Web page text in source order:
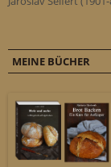
MEINE BÜCHER